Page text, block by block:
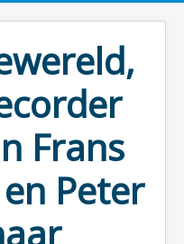
Frans
Peter